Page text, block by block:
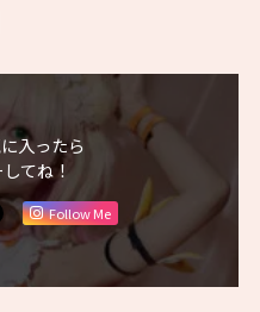
入ったら
てね！
Follow Me